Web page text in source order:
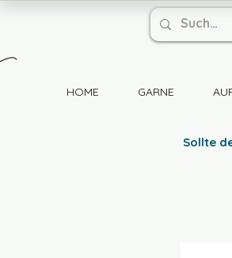
HOME GARNE
Sollte